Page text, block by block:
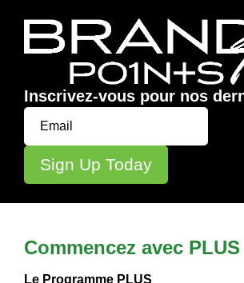
Inscrivez-vous pour nos
Commencez avec PLUS
Le Programme PLUS